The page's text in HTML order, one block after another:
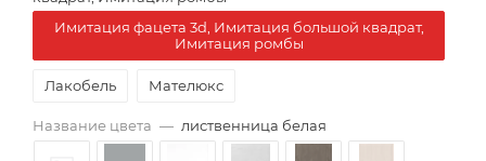
Имитация фацета 3d, Имитация большой квадрат,
Имитация ромбы
Лакобель Мателюкс
Название цвета — лиственница белая